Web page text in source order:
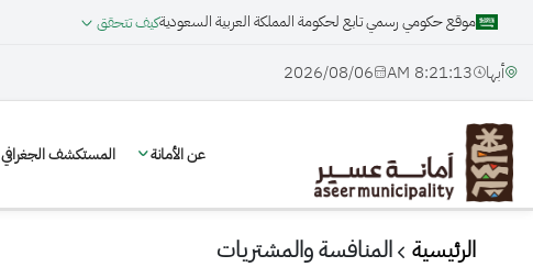
موقع حكومي رسمي تابع لحكومة المملكة العربية السعوديةكيف تتحقق
أبها 8:21:13 AM
06‏/08‏/2026
عن الأمانة المستكشف الجغرافي
الرئيسية المنافسة والمشتريات